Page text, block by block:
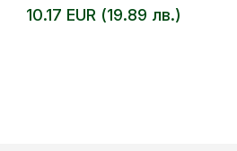
10.17 EUR (19.89 лв.)